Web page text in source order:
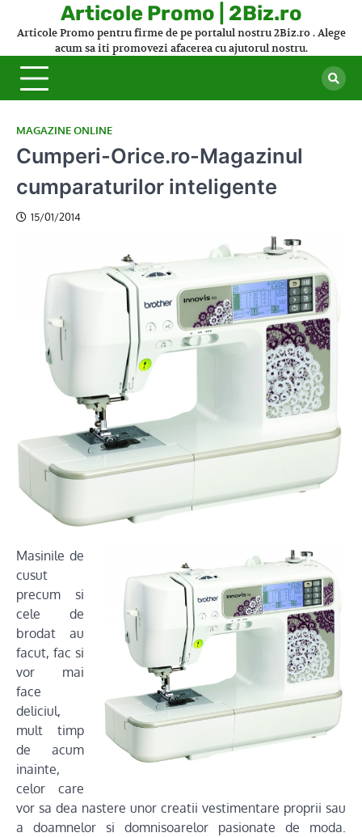
Articole Promo | 2Biz.ro
Articole Promo pentru firme de pe portalul nostru 2Biz.ro . Alege
acum sa iti promovezi afacerea cu ajutorul nostru.
MAGAZINE ONLINE
Cumperi-Orice.ro-Magazinul
cumparaturilor inteligente
15/01/2014
Masinile de
cusut
precum si
cele de
brodat au
facut, fac si
vor mai
face
deliciul,
mult timp
de acum
inainte,
celor care
vor sa dea nastere unor creatii vestimentare proprii sau
a doamnelor si domnisoarelor pasionate de moda.